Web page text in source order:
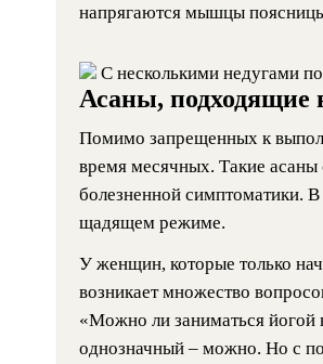
напрягаются мышцы
С несколькими недугами
Асаны, подходящие
Помимо запрещенных к
время месячных. Такие
болезненной симптоматики.
щадящем режиме.
У женщин, которые только
возникает множество
«Можно ли заниматься йогой
однозначный – можно. Но с